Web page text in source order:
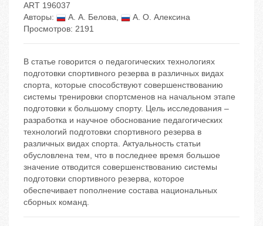
ART 196037
Авторы:
А. А. Белова,
А. О. Алексина
Просмотров: 2191
В статье говорится о педагогических технологиях
подготовки спортивного резерва в различных видах
спорта, которые способствуют совершенствованию
системы тренировки спортсменов на начальном этапе
подготовки к большому спорту. Цель исследования –
разработка и научное обоснование педагогических
технологий подготовки спортивного резерва в
различных видах спорта. Актуальность статьи
обусловлена тем, что в последнее время большое
значение отводится совершенствованию системы
подготовки спортивного резерва, которое
обеспечивает пополнение состава национальных
сборных команд.